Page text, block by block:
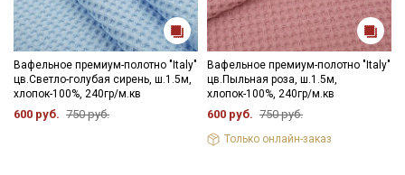
Вафельное премиум-полотно "Italy"
цв.Светло-голубая сирень, ш.1.5м,
хлопок-100%, 240гр/м.кв
600 руб. 750 руб.
Вафельное премиум-полотно "Italy"
цв.Пыльная роза, ш.1.5м,
хлопок-100%, 240гр/м.кв
600 руб. 750 руб.
Только онлайн-заказ